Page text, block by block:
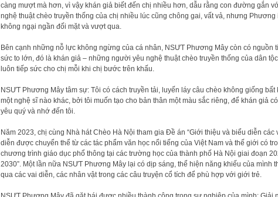
càng mượt mà hơn, vì vậy khán giả biết đến chị nhiều hơn, dẫu rằng con đường gắn
nghệ thuật chèo truyền thống của chị nhiều lúc cũng chông gai, vất vả, nhưng Phương
không ngại ngần đối mặt và vượt qua.
Bên cạnh những nỗ lực không ngừng của cá nhân, NSƯT Phương Mây còn có nguồn
sức to lớn, đó là khán giả – những người yêu nghệ thuật chèo truyền thống của dân
luôn tiếp sức cho chị mỗi khi chị bước trên khấu.
NSƯT Phương Mây tâm sự: Tôi có cách truyền tải, luyến láy câu chèo không giống bất
một nghệ sĩ nào khác, bởi tôi muốn tạo cho bản thân một màu sắc riêng, để khán giả
yêu quý và nhớ đến tôi.
Năm 2023, chị cùng Nhà hát Chèo Hà Nội tham gia Đề án “Giới thiệu và biểu diễn các
diễn được chuyển thể từ các tác phẩm văn học nổi tiếng của Việt Nam và thế giới có
chương trình giáo dục phổ thông tại các trường học của thành phố Hà Nội giai đoạn
2030”. Một lần nữa NSƯT Phương Mây lại có dịp sáng, thể hiện năng khiếu của mình
qua các vai diễn, các nhân vật trong các câu truyện cổ tích để phù hợp với giới trẻ.